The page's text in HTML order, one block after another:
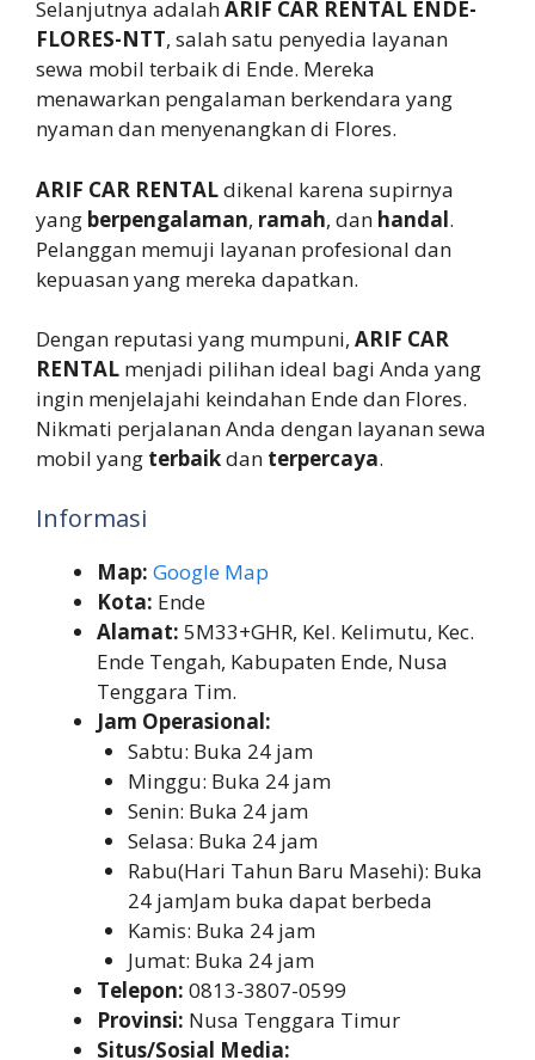
Selanjutnya adalahARIF CAR RENTAL ENDE-
FLORES-NTT, salah satu penyedia layanan
sewa mobil terbaik di Ende. Mereka
menawarkan pengalaman berkendara yang
nyaman dan menyenangkan di Flores.
ARIF CAR RENTALdikenal karena supirnya
yang berpengalaman, ramah, dan handal.
Pelanggan memuji layanan profesional dan
kepuasan yang mereka dapatkan.
Dengan reputasi yang mumpuni, ARIF CAR
RENTAL menjadi pilihan ideal bagi Anda yang
ingin menjelajahi keindahan Ende dan Flores.
Nikmati perjalanan Anda dengan layanan sewa
mobil yang terbaikdan terpercaya.
Informasi
Map: Google Map
Kota: Ende
Alamat: 5M33+GHR, Kel. Kelimutu, Kec.
Ende Tengah, Kabupaten Ende, Nusa
Tenggara Tim.
Jam Operasional:
Sabtu: Buka 24 jam
Minggu: Buka 24 jam
Senin: Buka 24 jam
Selasa: Buka 24 jam
Rabu(Hari Tahun Baru Masehi): Buka
24 jamJam buka dapat berbeda
Kamis: Buka 24 jam
Jumat: Buka 24 jam
Telepon: 0813-3807-0599
Provinsi: Nusa Tenggara Timur
Situs/Sosial Media: